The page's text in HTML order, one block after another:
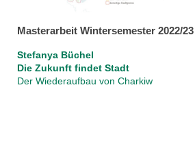
Masterarbeit Wintersemester 2022/23
Stefanya Büchel
Die Zukunft findet Stadt
Der Wiederaufbau von Charkiw